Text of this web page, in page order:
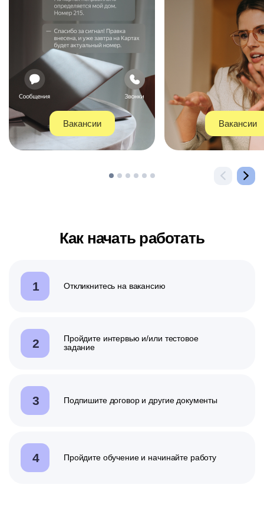
Вакансии Вакансии
Как начать работать
1 Откликнитесь на вакансию
2 Пройдите интервью и/или тестовое
задание
3 Подпишите договор и другие документы
4 Пройдите обучение и начинайте работу